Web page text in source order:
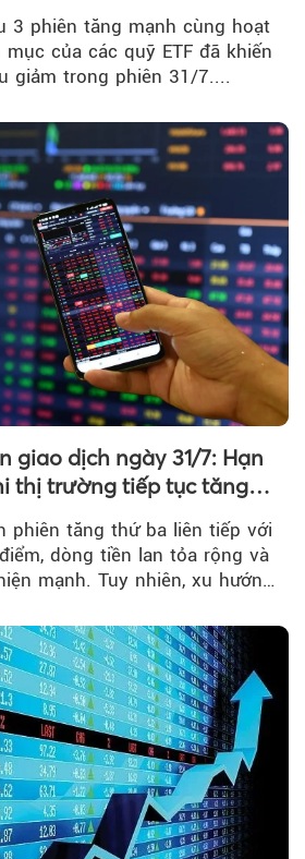
điểm trong phiên cuối...
3 phiên tăng mạnh cùng hoạt
của các quỹ ETF đã khiến
giảm trong phiên 31/7....
giao dịch ngày 31/7: Hạn
thị trường tiếp tục tăng
phiên tăng thứ ba liên tiếp với
dòng tiền lan tỏa rộng và
mạnh. Tuy nhiên, xu hướng